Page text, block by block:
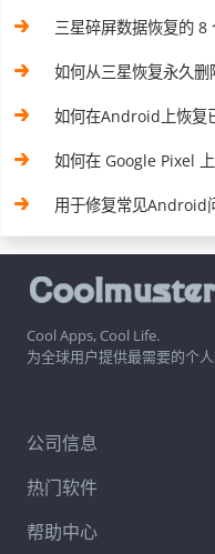
三星碎屏数据恢复的 8
如何从三星恢复永久
如何在Android上恢复
如何在 Google Pixel
用于修复常见Android
Cool Apps, Cool Life.
为全球用户提供最需要的个
公司信息
热门软件
帮助中心